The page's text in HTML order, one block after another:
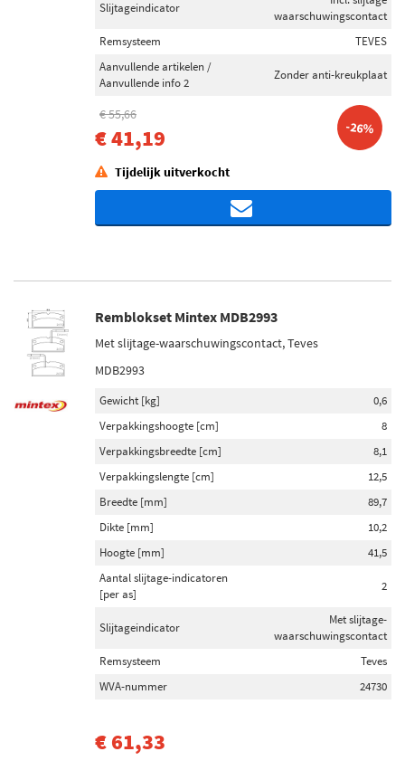
Slijtageindicator
waarschuwingscontact
Remsysteem
TEVES
Aanvullende artikelen /
Aanvullende info 2
Zonder anti-kreukplaat
€ 55,66
€ 41,19 -26%
Tijdelijk uitverkocht
Remblokset Mintex MDB2993
Met slijtage-waarschuwingscontact, Teves
MDB2993
Gewicht [kg]
0,6
Verpakkingshoogte [cm]
8
Verpakkingsbreedte [cm]
8,1
Verpakkingslengte [cm]
12,5
Breedte [mm]
89,7
Dikte [mm]
10,2
Hoogte [mm]
41,5
Aantal slijtage-indicatoren
[per as]
2
Slijtageindicator
Met slijtage-
waarschuwingscontact
Remsysteem
Teves
WVA-nummer
24730
€ 61,33